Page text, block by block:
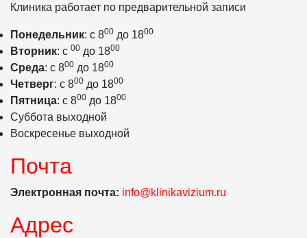
Клиника работает по предварительной записи
Понедельник: с 800 до 1800
Вторник: с 00 до 1800
Среда: с 800 до 1800
Четверг: с 800 до 1800
Пятница: с 800 до 1800
Суббота выходной
Воскресенье выходной
Почта
Электронная почта: info@klinikavizium.ru
Адрес